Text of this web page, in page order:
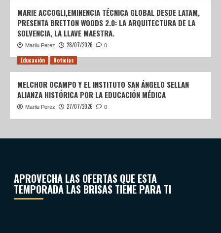
MARIE ACCOGLI,EMINENCIA TÉCNICA GLOBAL DESDE LATAM,
PRESENTA BRETTON WOODS 2.0: LA ARQUITECTURA DE LA
SOLVENCIA, LA LLAVE MAESTRA.
Marilu Perez 28/07/2026 0
Educación Noticias
MELCHOR OCAMPO Y EL INSTITUTO SAN ÁNGELO SELLAN
ALIANZA HISTÓRICA POR LA EDUCACIÓN MÉDICA
Marilu Perez 27/07/2026 0
APROVECHA LAS OFERTAS QUE ESTA
TEMPORADA LAS BRISAS TIENE PARA TI